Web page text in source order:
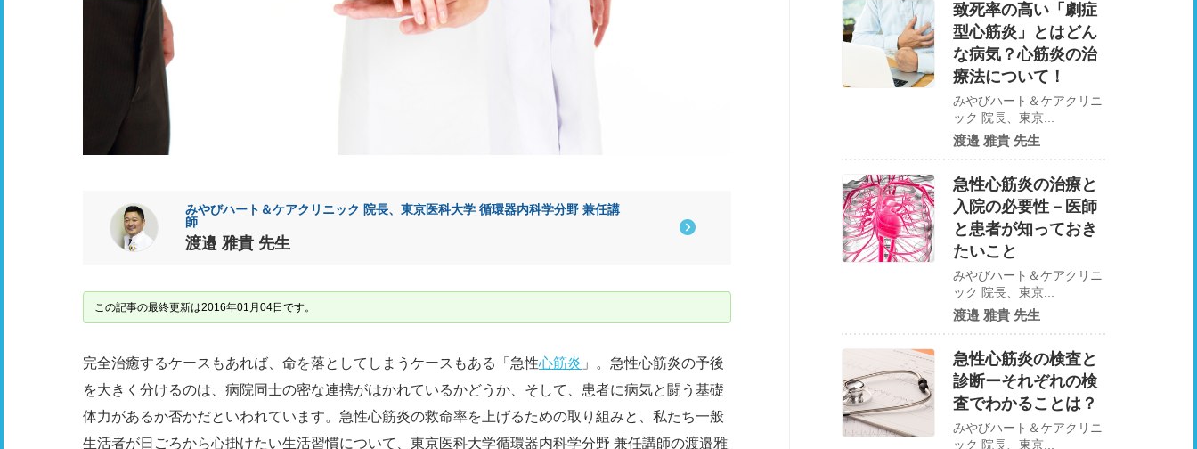
みやびハート＆ケアクリニック 院長、東京医科大学 循環器内科学分野 兼任講
師
渡邉 雅貴 先生
この記事の最終更新は2016年01月04日です。
完全治癒するケースもあれば、命を落としてしまうケースもある「急性心筋炎 」。急性心筋炎の予後
を大きく分けるのは、病院同士の密な連携がはかれているかどうか、そして、患者に病気と闘う基礎
体力があるか否かだといわれています。急性心筋炎の救命率を上げるための取り組みと、私たち一般
生活者が日ごろから心掛けたい生活習慣について、東京医科大学循環器内科学分野 兼任講師の渡邉雅
致死率の高い「劇症
型心筋炎」とはどん
な病気？心筋炎の治
療法について！
みやびハート＆ケアクリニ
ック 院長、東京...
渡邉 雅貴 先生
急性心筋炎の治療と
入院の必要性－医師
と患者が知っておき
たいこと
みやびハート＆ケアクリニ
ック 院長、東京...
渡邉 雅貴 先生
急性心筋炎の検査と
診断ーそれぞれの検
査でわかることは？
みやびハート＆ケアクリニ
ック 院長、東京...